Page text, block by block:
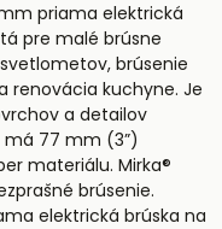
priama elektrická
pre malé brúsne
brúsenie
renovácia kuchyne. Je
a detailov
77 mm (3”)
materiálu. Mirka®
brúsenie.
elektrická brúska na